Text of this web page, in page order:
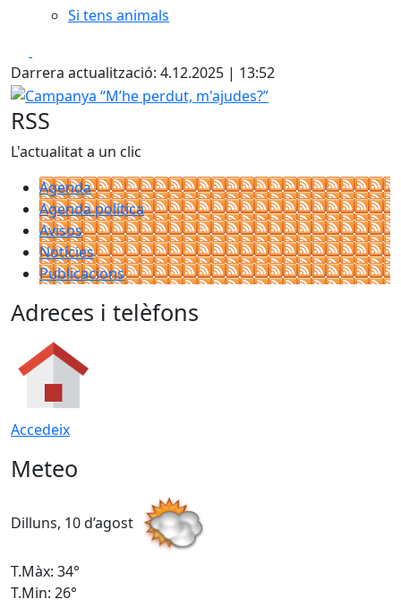
Si tens animals
Darrera actualització: 4.12.2025 | 13:52
Campanya “M’he perdut, m'ajudes?”
RSS
L'actualitat a un clic
Agenda
Agenda política
Avisos
Notícies
Publicacions
Adreces i telèfons
Accedeix
Meteo
Dilluns, 10 d’agost
T.Màx: 34°
T.Min: 26°